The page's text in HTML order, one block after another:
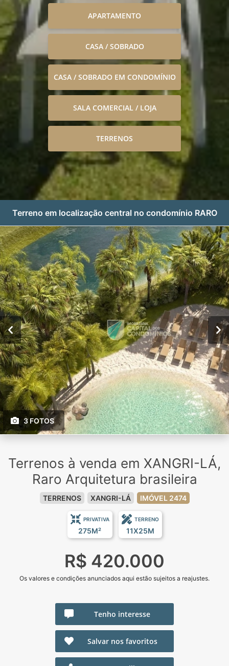
APARTAMENTO
CASA / SOBRADO
CASA / SOBRADO EM CONDOMÍNIO
SALA COMERCIAL / LOJA
TERRENOS
Terreno em localização central no condomínio RARO
3 FOTOS
Terrenos à venda em XANGRI-LÁ,
Raro Arquitetura brasileira
TERRENOS XANGRI-LÁ IMÓVEL 2474
PRIVATIVA
275M²
TERRENO
11X25M
R$ 420.000
Os valores e condições anunciados aqui estão sujeitos a reajustes.
Tenho interesse
Salvar nos favoritos